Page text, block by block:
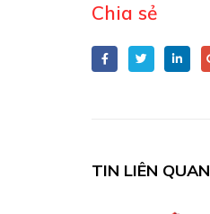
Chia sẻ
TIN LIÊN QUAN